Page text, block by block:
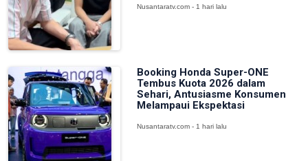
Nusantaratv.com - 1 hari lalu
Booking Honda Super-ONE
Tembus Kuota 2026 dalam
Sehari, Antusiasme Konsumen
Melampaui Ekspektasi
Nusantaratv.com - 1 hari lalu